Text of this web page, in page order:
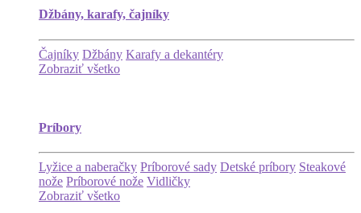
Džbány, karafy, čajníky
Čajníky Džbány Karafy a dekantéry
Zobraziť všetko
Príbory
Lyžice a naberačky Príborové sady Detské príbory Steakové
nože Príborové nože Vidličky
Zobraziť všetko